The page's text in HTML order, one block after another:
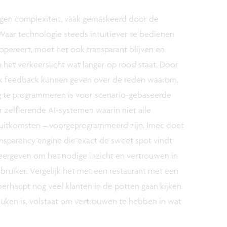
complexiteit, vaak gemaskeerd door de
technologie steeds intuïtiever te bedienen
moet het ook transparant blijven en
verkeerslicht wat langer op rood staat. Door
kunnen geven over de reden waarom.
programmeren is voor scenario-gebaseerde
AI-systemen waarin niet alle
– voorgeprogrammeerd zijn. Imec doet
engine die exact de sweet spot vindt
om het nodige inzicht en vertrouwen in
Vergelijk het met een restaurant met een
nog veel klanten in de potten gaan kijken.
is, volstaat om vertrouwen te hebben in wat